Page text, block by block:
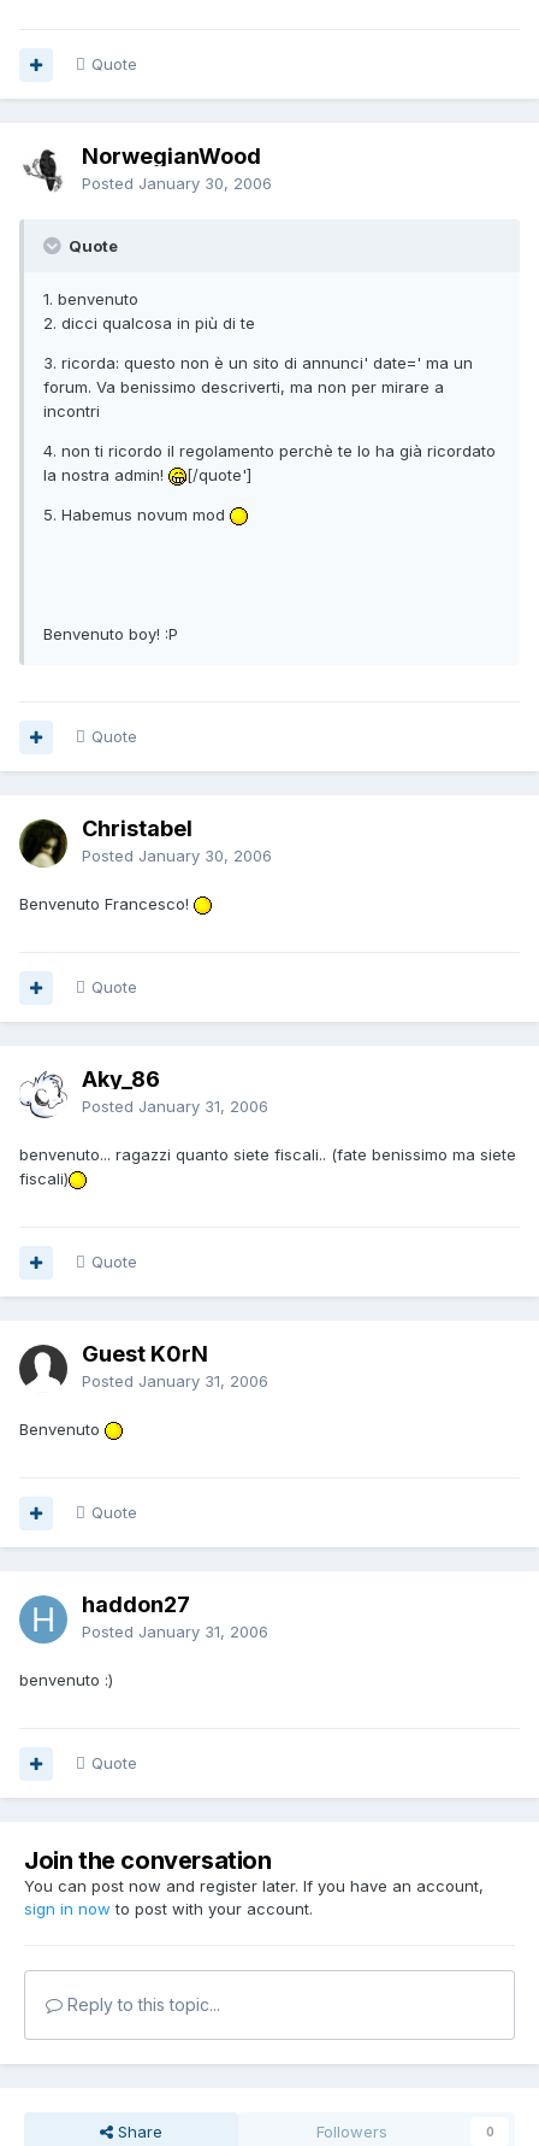
Quote
NorwegianWood
Posted January 30, 2006
Quote
1. benvenuto
2. dicci qualcosa in più di te
3. ricorda: questo non è un sito di annunci' date=' ma un
forum. Va benissimo descriverti, ma non per mirare a
incontri
4. non ti ricordo il regolamento perchè te lo ha già ricordato
la nostra admin!
[/quote']
5. Habemus novum mod
Benvenuto boy! :P
Quote
Christabel
Posted January 30, 2006
Benvenuto Francesco!
Quote
Aky_86
Posted January 31, 2006
benvenuto... ragazzi quanto siete fiscali.. (fate benissimo ma siete
fiscali)
Quote
Guest K0rN
Posted January 31, 2006
Benvenuto
Quote
haddon27
Posted January 31, 2006
benvenuto :)
Quote
Join the conversation
You can post now and register later. If you have an account,
sign in now to post with your account.
Reply to this topic...
Share Followers 0